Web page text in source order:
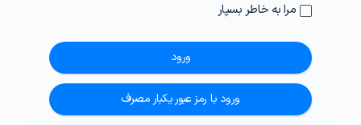
مرا به خاطر بسپار
ورود
ورود با رمز عبور یکبار مصرف